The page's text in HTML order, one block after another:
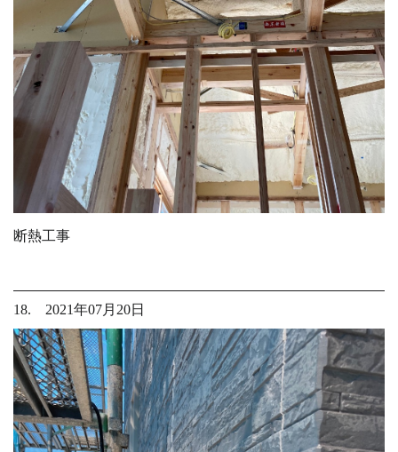
断熱工事
18. 2021年07月20日